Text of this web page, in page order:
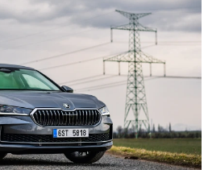
KODEX
VYDAVATEL
INZERCE
/ COOKIES